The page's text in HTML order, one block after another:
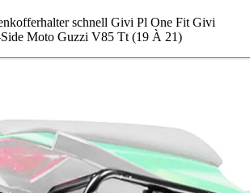
schnell Givi Pl One Fit Givi
Moto Guzzi V85 Tt (19 À 21)